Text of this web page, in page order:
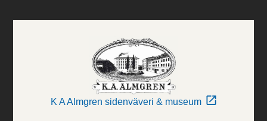
K A Almgren sidenväveri & museum